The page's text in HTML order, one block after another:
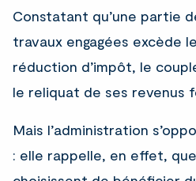
Constatant qu’une partie
travaux engagées excède
réduction d’impôt, le
le reliquat de ses revenus
Mais l’administration
: elle rappelle, en effet,